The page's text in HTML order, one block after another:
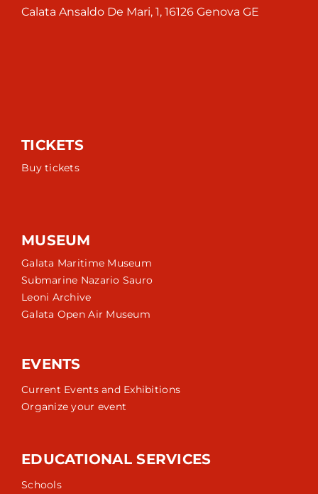
Calata Ansaldo De Mari, 1, 16126 Genova GE
TICKETS
Buy tickets
MUSEUM
Galata Maritime Museum
Submarine Nazario Sauro
Leoni Archive
Galata Open Air Museum
EVENTS
Current Events and Exhibitions
Organize your event
EDUCATIONAL SERVICES
Schools